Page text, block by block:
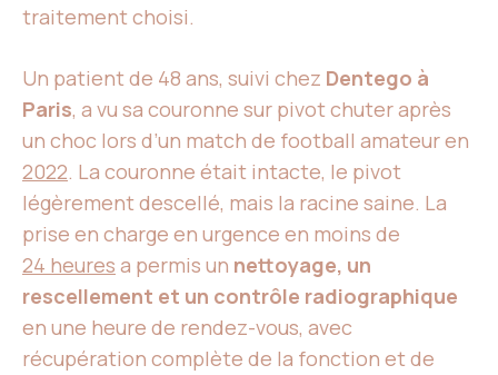
traitement choisi.
Un patient de 48 ans, suivi chez Dentego à
Paris, a vu sa couronne sur pivot chuter après
un choc lors d’un match de football amateur en
2022. La couronne était intacte, le pivot
légèrement descellé, mais la racine saine. La
prise en charge en urgence en moins de
24 heures a permis un nettoyage, un
rescellement et un contrôle radiographique
en une heure de rendez-vous, avec
récupération complète de la fonction et de